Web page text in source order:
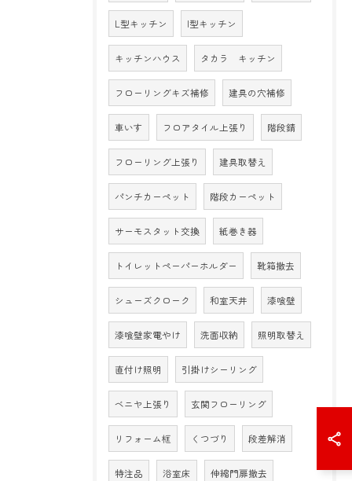
L型キッチン I型キッチン
キッチンハウス タカラ キッチン
フローリングキズ補修 建具の穴補修
車いす フロアタイル上張り 階段錆
フローリング上張り 建具取替え
パンチカーペット 階段カーペット
サーモスタット交換 紙巻き器
トイレットペーパーホルダー 靴箱撤去
シューズクローク 和室天井 漆喰壁
漆喰壁家電やけ 洗面収納 照明取替え
直付け照明 引掛けシーリング
ベニヤ上張り 玄関フローリング
リフォーム框 くつづり 段差解消
特注品 浴室床 伸縮門扉撤去